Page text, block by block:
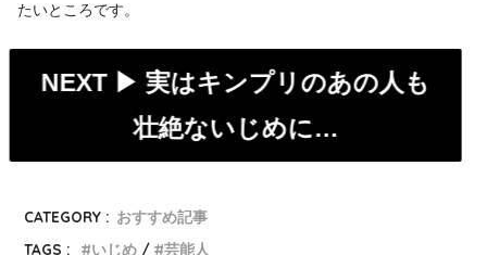
たいところです。
NEXT ▶︎ 実はキンプリのあの人も
壮絶ないじめに…
CATEGORY : おすすめ記事
TAGS :
いじめ 芸能人